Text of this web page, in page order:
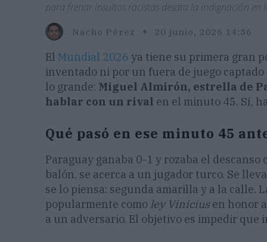
para frenar insultos racistas desata la indignación
Nacho Pérez 20 junio, 2026 14:56
El Mundial 2026 ya tiene su primera gran
inventado ni por un fuera de juego
lo grande: Miguel Almirón, estrella de
hablar con un rival en el minuto 45. Sí,
Qué pasó en ese minuto 45
Paraguay ganaba 0-1 y rozaba el
balón, se acerca a un jugador turco. Se
se lo piensa: segunda amarilla y a la calle.
popularmente como ley Viniciusen honor a
a un adversario. El objetivo es impedir